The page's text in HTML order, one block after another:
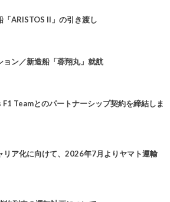
ARISTOS II」の引き渡し
ョン／新造船「蓉翔丸」就航
Teamとのパートナーシップ契約を締結しま
リア化に向けて、2026年7月よりヤマト運輸